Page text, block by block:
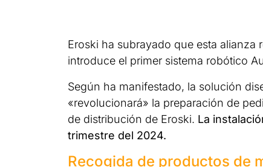
Eroski ha subrayado que esta alianza
introduce el primer sistema robótico
Según ha manifestado, la solución
«revolucionará» la preparación de
de distribución de Eroski. La
trimestre del 2024.
Recogida de productos de